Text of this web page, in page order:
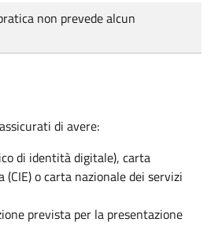
non prevede alcun
di avere:
di identità digitale), carta
o carta nazionale dei servizi
prevista per la presentazione